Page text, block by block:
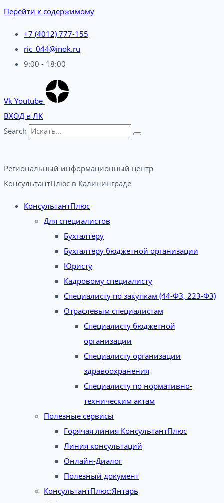
Перейти к содержимому
+7 (4012) 777-155
ric_044@inok.ru
9:00 - 18:00
Vk Youtube
ВХОД в ЛК
Search
Региональный информационный центр
КонсультантПлюс в Калининграде​
КонсультантПлюс
Для специалистов
Бухгалтеру
Бухгалтеру бюджетной организации
Юристу
Кадровому специалисту
Специалисту по закупкам (44-ФЗ, 223-ФЗ)
Отраслевым специалистам
Специалисту бюджетной
организации
Специалисту организации
здравоохранения
Специалисту по нормативно-
техническим актам
Полезные сервисы
Горячая линия КонсультантПлюс
Линия консультаций
Онлайн-Диалог
Полезный документ
КонсультантПлюс:Янтарь